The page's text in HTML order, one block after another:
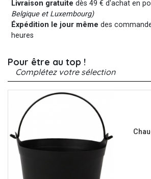
Livraison gratuite dès 49 € d'achat en
Belgique et Luxembourg)
Éxpédition le jour même des
heures
Pour être au top !
Complétez votre sélection